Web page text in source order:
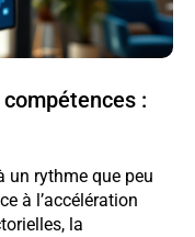
:
un rythme que peu
à l’accélération
la